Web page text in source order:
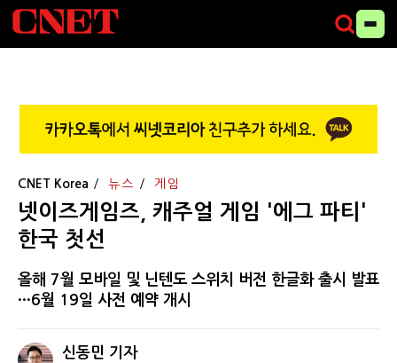
CNET Korea 뉴스 게임
넷이즈게임즈, 캐주얼 게임 '에그 파티'
한국 첫선
올해 7월 모바일 및 닌텐도 스위치 버전 한글화 출시 발표
···6월 19일 사전 예약 개시
신동민 기자